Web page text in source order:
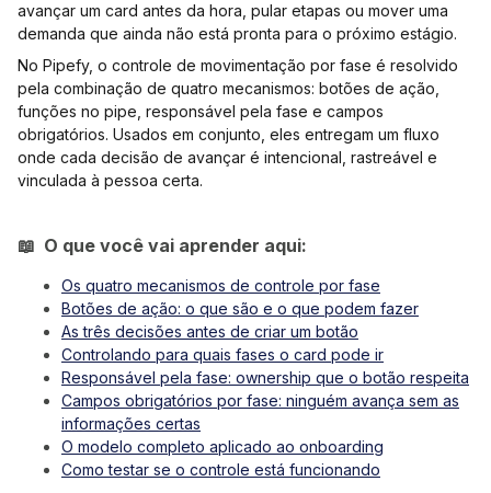
avançar um card antes da hora, pular etapas ou mover uma
demanda que ainda não está pronta para o próximo estágio.
No Pipefy, o controle de movimentação por fase é resolvido
pela combinação de quatro mecanismos: botões de ação,
funções no pipe, responsável pela fase e campos
obrigatórios. Usados em conjunto, eles entregam um fluxo
onde cada decisão de avançar é intencional, rastreável e
vinculada à pessoa certa.
📖 O que você vai aprender aqui:
Os quatro mecanismos de controle por fase
Botões de ação: o que são e o que podem fazer
As três decisões antes de criar um botão
Controlando para quais fases o card pode ir
Responsável pela fase: ownership que o botão respeita
Campos obrigatórios por fase: ninguém avança sem as
informações certas
O modelo completo aplicado ao onboarding
Como testar se o controle está funcionando